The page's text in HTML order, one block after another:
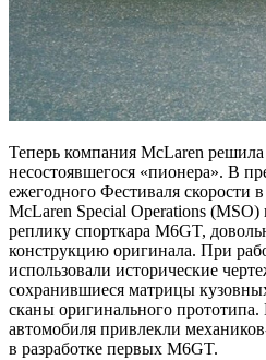
Теперь компания McLaren
несостоявшегося «пионера». В
ежегодного Фестиваля скорости
McLaren Special Operations
реплику спорткара M6GT,
конструкцию оригинала. При
использовали исторические
сохранившиеся матрицы
сканы оригинального
автомобиля привлекли
в разработке первых M6GT.